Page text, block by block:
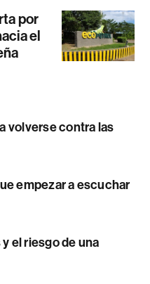
por
el
volverse contra las
empezar a escuchar
el riesgo de una